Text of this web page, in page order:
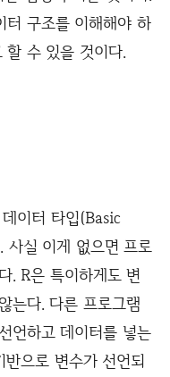
터 구조를 이해해야 하
수 있을 것이다.
이터 타입(Basic
실 이게 없으면 프로
. R은 특이하게도 변
는다. 다른 프로그램
언하고 데이터를 넣는
으로 변수가 선언되